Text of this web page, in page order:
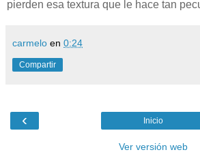
pierden esa textura que le hace tan
carmelo en 0:24
Compartir
‹ Inicio
Ver versión web